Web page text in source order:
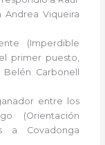
Andrea Viqueira
(Imperdible
primer puesto,
Carbonell
entre los
(Orientación
a Covadonga